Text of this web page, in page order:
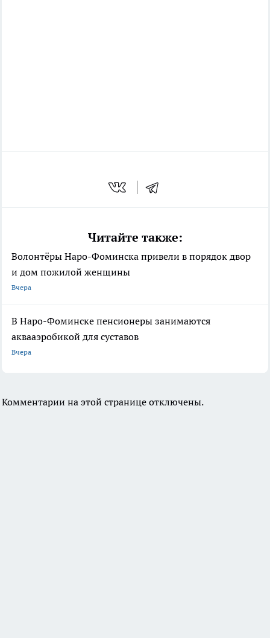
Читайте также:
Волонтёры Наро-Фоминска привели в порядок двор
и дом пожилой женщины
Вчера
В Наро-Фоминске пенсионеры занимаются
аквааэробикой для суставов
Вчера
Комментарии на этой странице отключены.